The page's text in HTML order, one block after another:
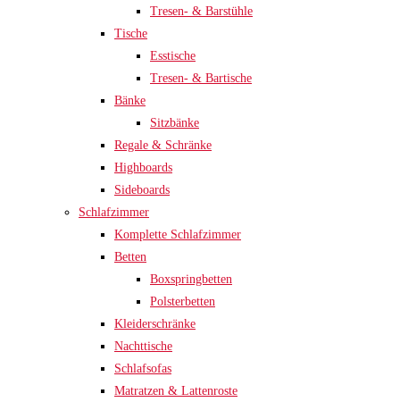
Tresen- & Barstühle
Tische
Esstische
Tresen- & Bartische
Bänke
Sitzbänke
Regale & Schränke
Highboards
Sideboards
Schlafzimmer
Komplette Schlafzimmer
Betten
Boxspringbetten
Polsterbetten
Kleiderschränke
Nachttische
Schlafsofas
Matratzen & Lattenroste